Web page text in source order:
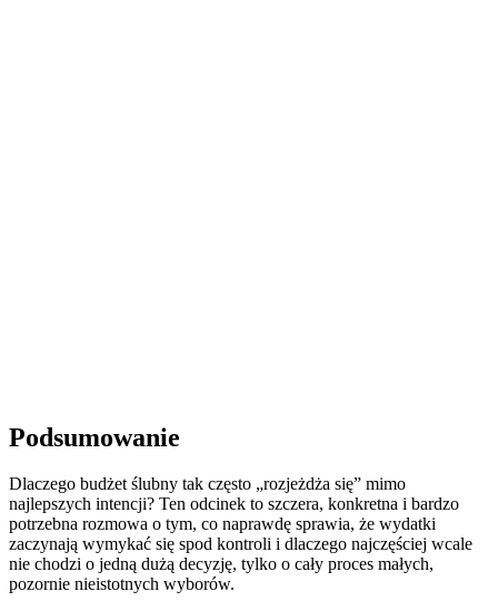
Podsumowanie
Dlaczego budżet ślubny tak często „rozjeżdża się” mimo
najlepszych intencji? Ten odcinek to szczera, konkretna i bardzo
potrzebna rozmowa o tym, co naprawdę sprawia, że wydatki
zaczynają wymykać się spod kontroli i dlaczego najczęściej wcale
nie chodzi o jedną dużą decyzję, tylko o cały proces małych,
pozornie nieistotnych wyborów.